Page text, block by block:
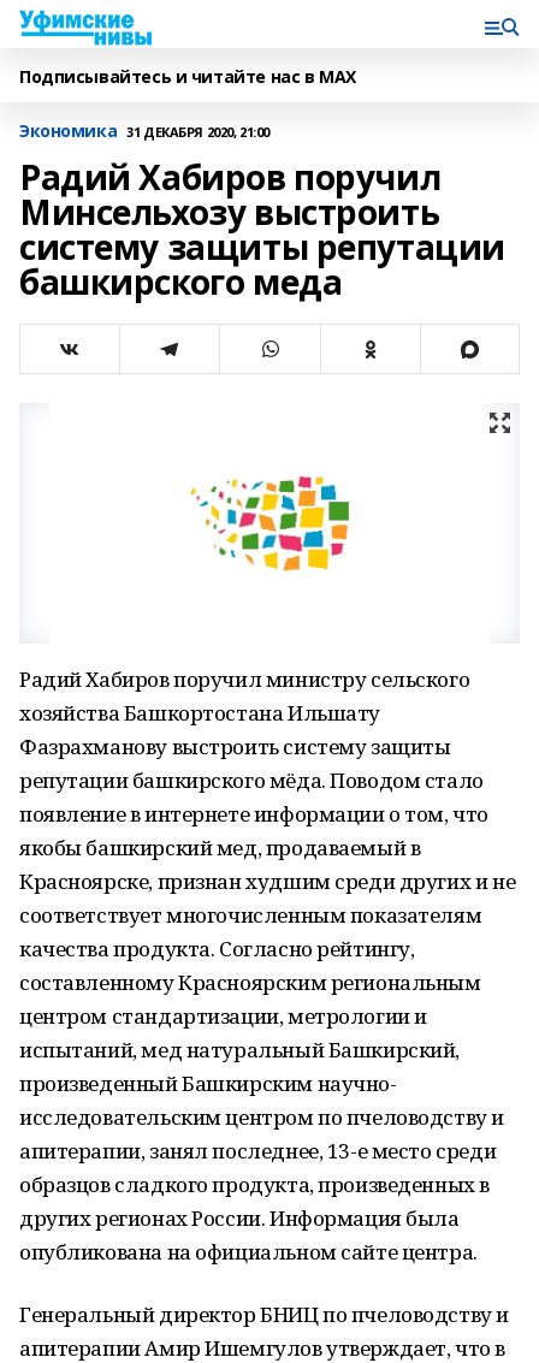
Подписывайтесь и читайте нас в MAX
Экономика 31 ДЕКАБРЯ 2020, 21:00
Радий Хабиров поручил
Минсельхозу выстроить
систему защиты репутации
башкирского меда
Радий Хабиров поручил министру сельского
хозяйства Башкортостана Ильшату
Фазрахманову выстроить систему защиты
репутации башкирского мёда. Поводом стало
появление в интернете информации о том, что
якобы башкирский мед, продаваемый в
Красноярске, признан худшим среди других и не
соответствует многочисленным показателям
качества продукта. Согласно рейтингу,
составленному Красноярским региональным
центром стандартизации, метрологии и
испытаний, мед натуральный Башкирский,
произведенный Башкирским научно-
исследовательским центром по пчеловодству и
апитерапии, занял последнее, 13-е место среди
образцов сладкого продукта, произведенных в
других регионах России. Информация была
опубликована на официальном сайте центра.
Генеральный директор БНИЦ по пчеловодству и
апитерапии Амир Ишемгулов утверждает, что в